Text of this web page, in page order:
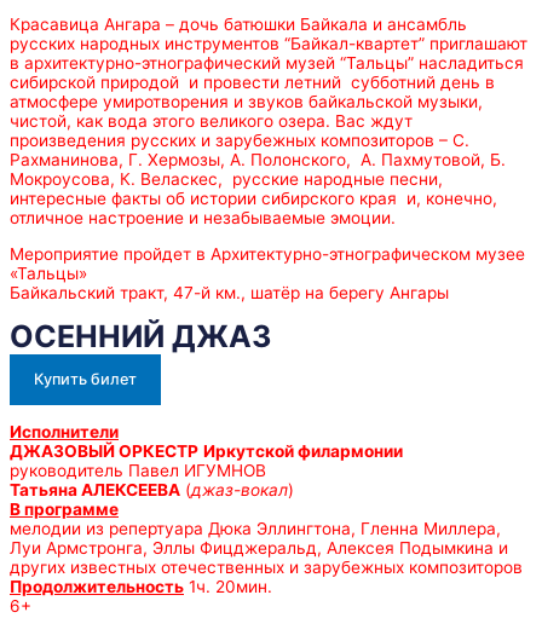
Красавица Ангара – дочь батюшки Байкала и ансамбль
русских народных инструментов “Байкал-квартет” приглашают
в архитектурно-этнографический музей “Тальцы” насладиться
сибирской природой и провести летний субботний день в
атмосфере умиротворения и звуков байкальской музыки,
чистой, как вода этого великого озера. Вас ждут
произведения русских и зарубежных композиторов – С.
Рахманинова, Г. Хермозы, А. Полонского, А. Пахмутовой, Б.
Мокроусова, К. Веласкес, русские народные песни,
интересные факты об истории сибирского края и, конечно,
отличное настроение и незабываемые эмоции.
Мероприятие пройдет в Архитектурно-этнографическом музее
«Тальцы»
Байкальский тракт, 47-й км., шатёр на берегу Ангары
ОСЕННИЙ ДЖАЗ
Купить билет
Исполнители
ДЖАЗОВЫЙ ОРКЕСТР Иркутской филармонии
руководитель Павел ИГУМНОВ
Татьяна АЛЕКСЕЕВА (джаз-вокал)
В программе
мелодии из репертуара Дюка Эллингтона, Гленна Миллера,
Луи Армстронга, Эллы Фицджеральд, Алексея Подымкина и
других известных отечественных и зарубежных композиторов
Продолжительность 1ч. 20мин.
6+